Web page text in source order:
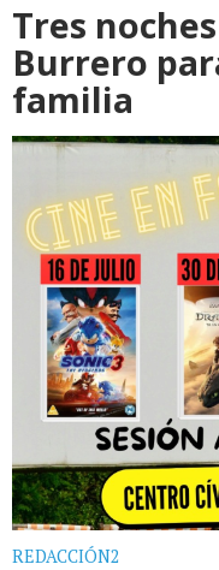
Tres
Burrero
familia
REDACCIÓN2